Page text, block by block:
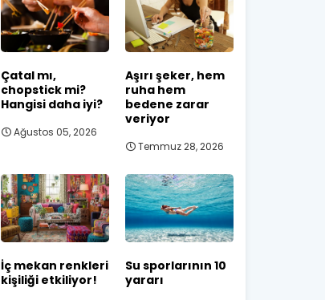
Çatal mı,
chopstick mi?
Hangisi daha iyi?
Ağustos 05, 2026
Aşırı şeker, hem
ruha hem
bedene zarar
veriyor
Temmuz 28, 2026
İç mekan renkleri
kişiliği etkiliyor!
Su sporlarının 10
yararı